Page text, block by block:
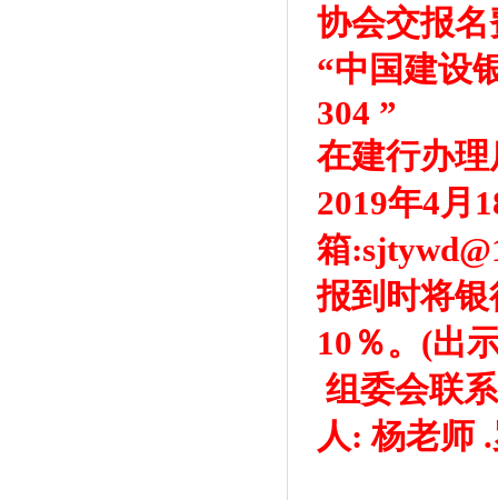
协会交报
“中国建设
304 ”
在建行办
2019年4月
箱
报到时将
10％。(出
组委会联
人: 杨老师